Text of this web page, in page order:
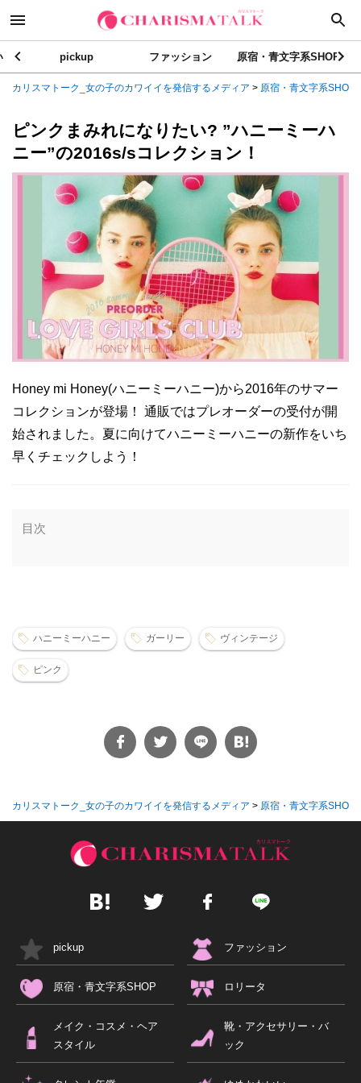
pickup ファッション 原宿・青文字系SHOP
カリスマトーク_女の子のカワイイを発信するメディア > 原宿・青文字系SHOP
ピンクまみれになりたい? ”ハニーミーハ
ニー”の2016s/sコレクション！
Honey mi Honey(ハニーミーハニー)から2016年のサマー
コレクションが登場！ 通販ではプレオーダーの受付が開
始されました。夏に向けてハニーミーハニーの新作をいち
早くチェックしよう！
目次
ハニーミーハニー ガーリー ヴィンテージ
ピンク
カリスマトーク_女の子のカワイイを発信するメディア > 原宿・青文字系SHOP
pickup ファッション
原宿・青文字系SHOP ロリータ
メイク・コスメ・ヘア
スタイル
靴・アクセサリー・バ
ック